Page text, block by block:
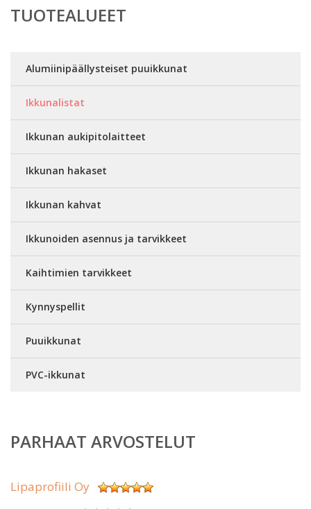
TUOTEALUEET
Alumiinipäällysteiset puuikkunat
Ikkunalistat
Ikkunan aukipitolaitteet
Ikkunan hakaset
Ikkunan kahvat
Ikkunoiden asennus ja tarvikkeet
Kaihtimien tarvikkeet
Kynnyspellit
Puuikkunat
PVC-ikkunat
PARHAAT ARVOSTELUT
Lipaprofiili Oy